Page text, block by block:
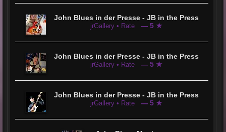
John Blues in der Presse - JB in the Press
jrGallery • Rate — 5 ★
John Blues in der Presse - JB in the Press
jrGallery • Rate — 5 ★
John Blues in der Presse - JB in the Press
jrGallery • Rate — 5 ★